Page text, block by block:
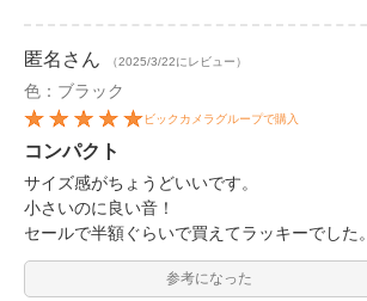
匿名 さん （2025/3/22にレビュー）
色：ブラック
ビックカメラグループで購入
コンパクト
サイズ感がちょうどいいです。
小さいのに良い音！
セールで半額ぐらいで買えてラッキーでした。
参考になった